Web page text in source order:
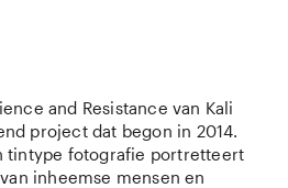
and Resistance van Kali
project dat begon in 2014.
tintype fotografie portretteert
inheemse mensen en